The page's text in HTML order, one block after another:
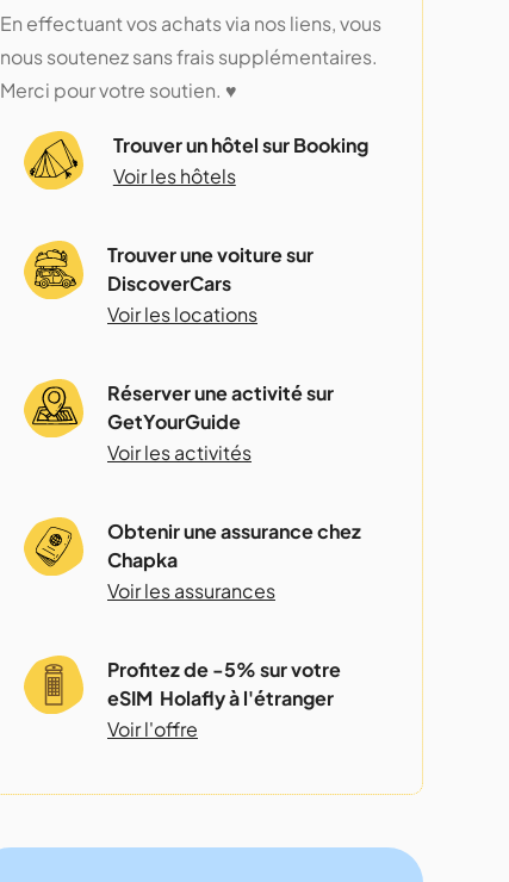
En effectuant vos achats via nos liens, vous
nous soutenez sans frais supplémentaires.
Merci pour votre soutien. ♥️
Trouver un hôtel sur Booking
Voir les hôtels
Trouver une voiture sur
DiscoverCars
Voir les locations
Réserver une activité sur
GetYourGuide
Voir les activités
Obtenir une assurance chez
Chapka
Voir les assurances
Profitez de -5% sur votre
eSIM Holafly à l'étranger
Voir l'offre